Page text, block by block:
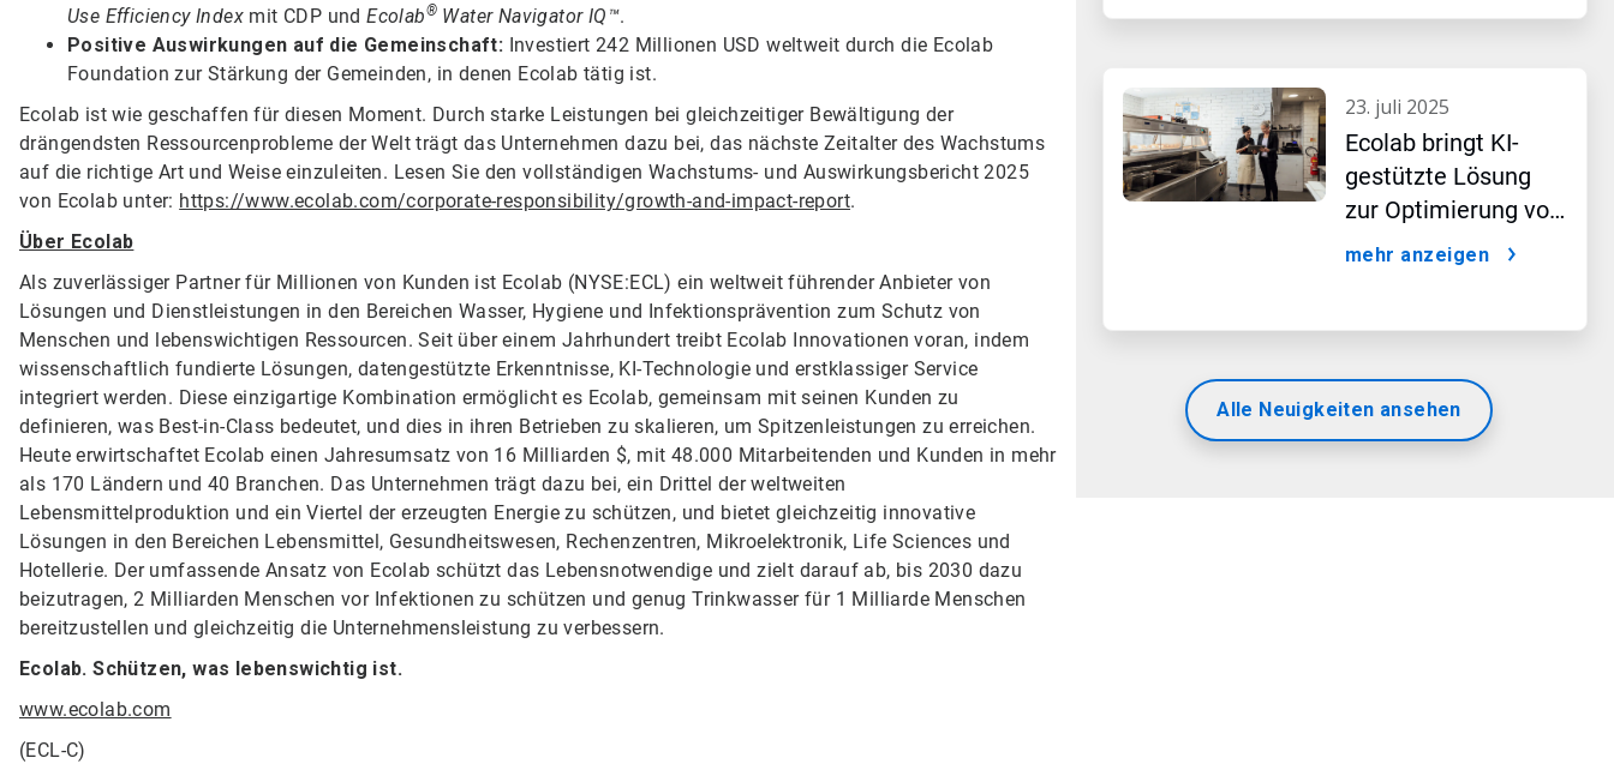
Use Efficiency Index mit CDP undEcolab® Water Navigator IQ™.
Positive Auswirkungen auf die Gemeinschaft: Investiert 242 Millionen USD weltweit durch die Ecolab
Foundation zur Stärkung der Gemeinden, in denen Ecolab tätig ist.
Ecolab ist wie geschaffen für diesen Moment. Durch starke Leistungen bei gleichzeitiger Bewältigung der
drängendsten Ressourcenprobleme der Welt trägt das Unternehmen dazu bei, das nächste Zeitalter des Wachstums
auf die richtige Art und Weise einzuleiten. Lesen Sie den vollständigen Wachstums- und Auswirkungsbericht 2025
von Ecolab unter: https://www.ecolab.com/corporate-responsibility/growth-and-impact-report.
Über Ecolab
Als zuverlässiger Partner für Millionen von Kunden ist Ecolab (NYSE:ECL) ein weltweit führender Anbieter von
Lösungen und Dienstleistungen in den Bereichen Wasser, Hygiene und Infektionsprävention zum Schutz von
Menschen und lebenswichtigen Ressourcen. Seit über einem Jahrhundert treibt Ecolab Innovationen voran, indem
wissenschaftlich fundierte Lösungen, datengestützte Erkenntnisse, KI-Technologie und erstklassiger Service
integriert werden. Diese einzigartige Kombination ermöglicht es Ecolab, gemeinsam mit seinen Kunden zu
definieren, was Best-in-Class bedeutet, und dies in ihren Betrieben zu skalieren, um Spitzenleistungen zu erreichen.
Heute erwirtschaftet Ecolab einen Jahresumsatz von 16 Milliarden $, mit 48.000 Mitarbeitenden und Kunden in mehr
als 170 Ländern und 40 Branchen. Das Unternehmen trägt dazu bei, ein Drittel der weltweiten
Lebensmittelproduktion und ein Viertel der erzeugten Energie zu schützen, und bietet gleichzeitig innovative
Lösungen in den Bereichen Lebensmittel, Gesundheitswesen, Rechenzentren, Mikroelektronik, Life Sciences und
Hotellerie. Der umfassende Ansatz von Ecolab schützt das Lebensnotwendige und zielt darauf ab, bis 2030 dazu
beizutragen, 2 Milliarden Menschen vor Infektionen zu schützen und genug Trinkwasser für 1 Milliarde Menschen
bereitzustellen und gleichzeitig die Unternehmensleistung zu verbessern.
Ecolab. Schützen, was lebenswichtig ist.
www.ecolab.com
(ECL-C)
23. juli 2025
Ecolab bringt KI-
gestützte Lösung
zur Optimierung von
Restaurantbetrieben
auf den Markt
mehr anzeigen
Alle Neuigkeiten ansehen